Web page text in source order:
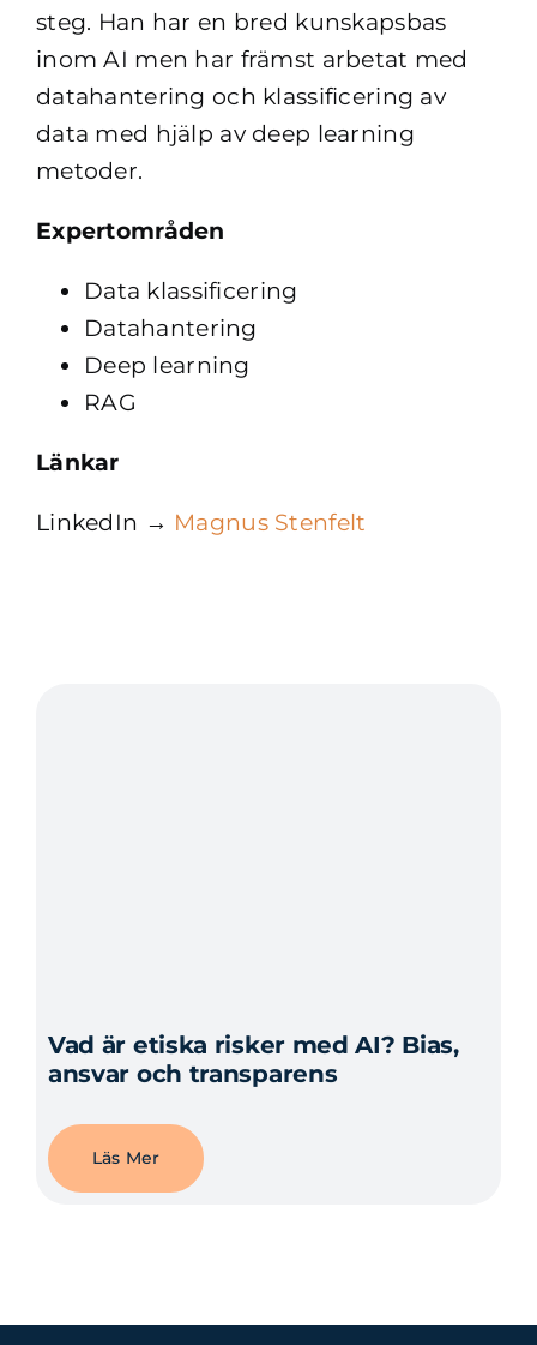
steg. Han har en bred kunskapsbas
inom AI men har främst arbetat med
datahantering och klassificering av
data med hjälp av deep learning
metoder.
Expertområden
Data klassificering
Datahantering
Deep learning
RAG
Länkar
LinkedIn → Magnus Stenfelt
Vad är etiska risker med AI? Bias,
ansvar och transparens
Läs Mer